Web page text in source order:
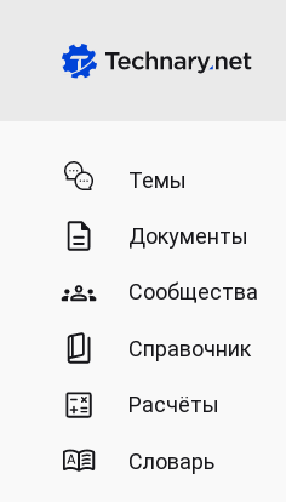
Темы
Документы
Сообщества
Справочник
Расчёты
Словарь